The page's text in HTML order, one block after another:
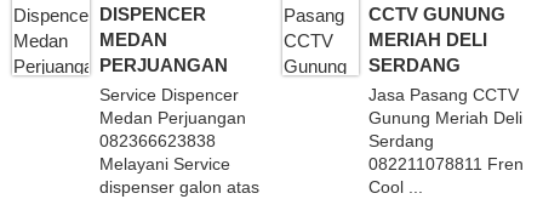
DISPENCER
MEDAN
PERJUANGAN
Service Dispencer
Medan Perjuangan
082366623838
Melayani Service
dispenser galon atas
CCTV GUNUNG
MERIAH DELI
SERDANG
Jasa Pasang CCTV
Gunung Meriah Deli
Serdang
082211078811 Fren
Cool ...